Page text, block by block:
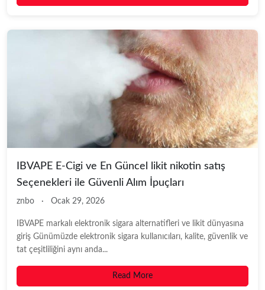
IBVAPE E-Cigi ve En Güncel likit nikotin satış
Seçenekleri ile Güvenli Alım İpuçları
znbo · Ocak 29, 2026
IBVAPE markalı elektronik sigara alternatifleri ve likit dünyasına
giriş Günümüzde elektronik sigara kullanıcıları, kalite, güvenlik ve
tat çeşitliliğini aynı anda...
Read More